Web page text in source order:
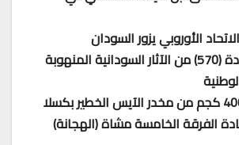
الأوروبي يزور السودان
الإعيسر: استعادة (570) من الآثار السودانية المنهوبة
الفرقة الخامسة مشاة (الهجانة)